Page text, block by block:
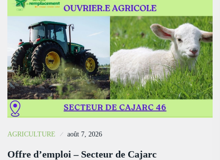
AGRICULTURE août 7, 2026
Offre d’emploi – Secteur de Cajarc